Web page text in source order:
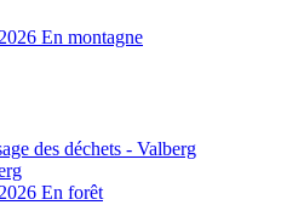
En montagne
des déchets - Valberg
En forêt